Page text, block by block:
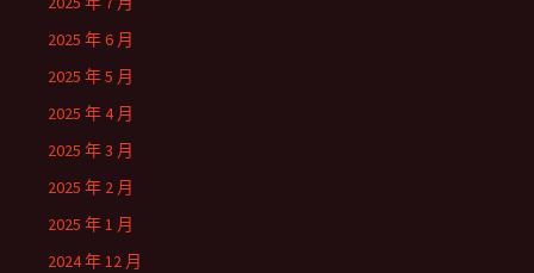
2025 年 6 月
2025 年 5 月
2025 年 4 月
2025 年 3 月
2025 年 2 月
2025 年 1 月
2024 年 12 月